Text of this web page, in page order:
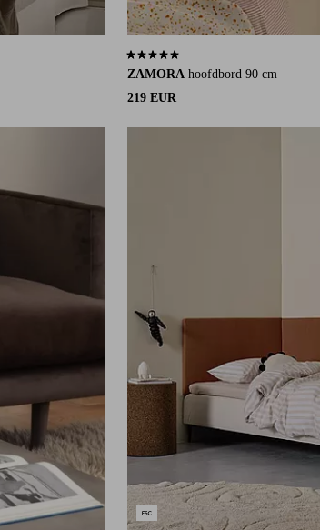
ZAMORA hoofdbord 90 cm
219 EUR
4,9 op basis van 11 beoordelingen